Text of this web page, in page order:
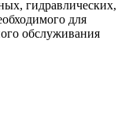
гидравлических,
для
обслуживания